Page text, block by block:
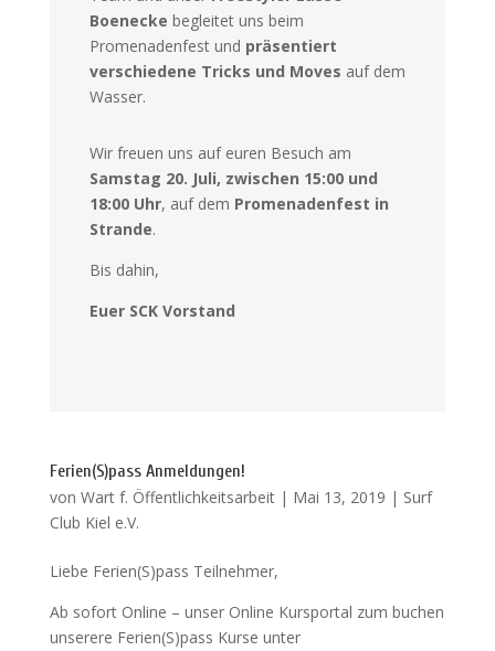
Boenecke begleitet uns beim
Promenadenfest und präsentiert
verschiedene Tricks und Moves auf dem
Wasser.
Wir freuen uns auf euren Besuch am
Samstag 20. Juli, zwischen 15:00 und
18:00 Uhr, auf dem Promenadenfest in
Strande.
Bis dahin,
Euer SCK Vorstand
Ferien(S)pass Anmeldungen!
von Wart f. Öffentlichkeitsarbeit| Mai 13, 2019 | Surf
Club Kiel e.V.
Liebe Ferien(S)pass Teilnehmer,
Ab sofort Online – unser Online Kursportal zum buchen
unserere Ferien(S)pass Kurse unter